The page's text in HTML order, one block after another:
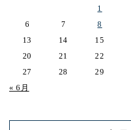
« 6月
1
6
7 8
13
14 15
20
21 22
27
28 29